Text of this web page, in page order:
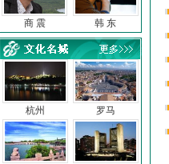
商 震 韩 东
杭州 罗马